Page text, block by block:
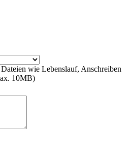
wie Lebenslauf, Anschreiben
10MB)